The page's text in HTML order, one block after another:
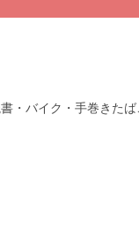
・バイク・手巻きた